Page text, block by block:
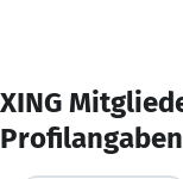
XING
Profilangaben